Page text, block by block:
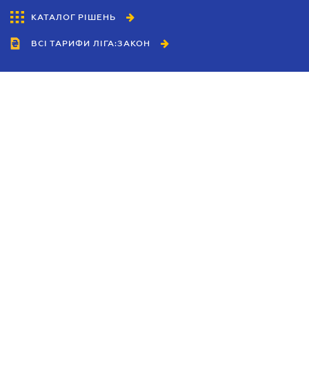
КАТАЛОГ РІШЕНЬ
ВСІ ТАРИФИ ЛІГА:ЗАКОН